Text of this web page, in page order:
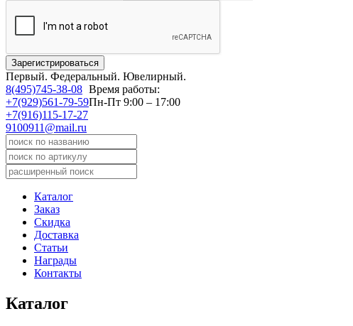
Первый. Федеральный. Ювелирный.
8(495)745-38-08
+7(929)561-79-59
+7(916)115-17-27
9100911@mail.ru
Время работы:
Пн-Пт 9:00 – 17:00
Каталог
Заказ
Скидка
Доставка
Статьи
Награды
Контакты
Каталог